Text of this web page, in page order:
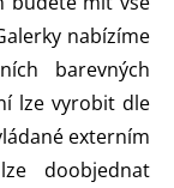
nabízíme
barevných
lze vyrobit dle
externím
doobjednat